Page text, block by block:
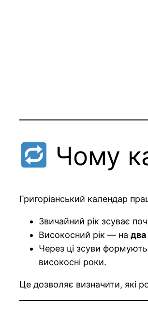
Чому
Григоріанський календар
Звичайний рік зсуває
Високосний рік — на два
Через ці зсуви
високосні роки.
Це дозволяє визначити, які